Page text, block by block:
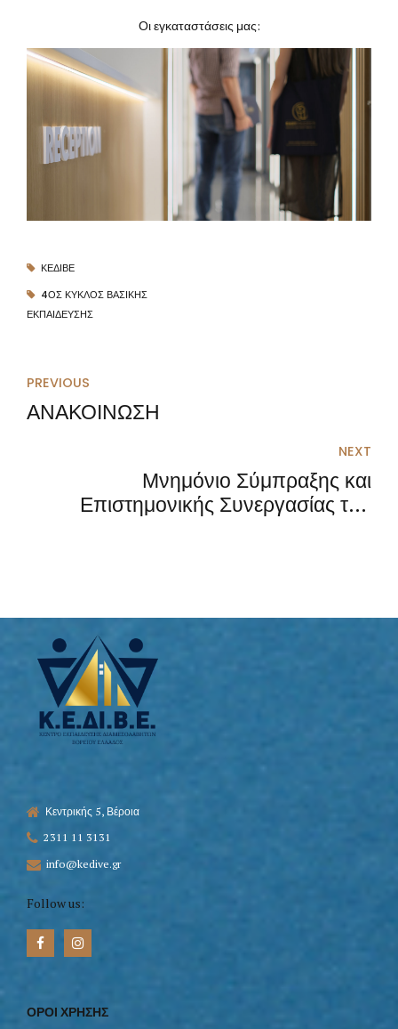
Οι εγκαταστάσεις μας:
ΚΕΔΙΒΕ
4ΟΣ ΚΎΚΛΟΣ ΒΑΣΙΚΉΣ
ΕΚΠΑΊΔΕΥΣΗΣ
PREVIOUS
ΑΝΑΚΟΙΝΩΣΗ
NEXT
Μνημόνιο Σύμπραξης και
Επιστημονικής Συνεργασίας του
Κεντρικής 5, Βέροια
2311 11 3131
info@kedive.gr
Follow us:
ΟΡΟΙ ΧΡΗΣΗΣ